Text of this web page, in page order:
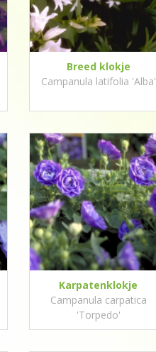
Breed klokje
Campanula latifolia 'Alba'
Karpatenklokje
Campanula carpatica
'Torpedo'